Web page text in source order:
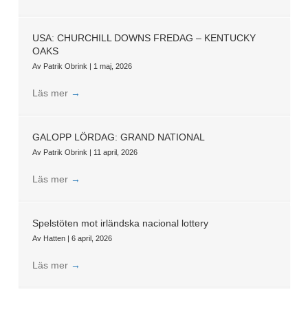
USA: CHURCHILL DOWNS FREDAG – KENTUCKY
OAKS
Av Patrik Obrink | 1 maj, 2026
Läs mer →
GALOPP LÖRDAG: GRAND NATIONAL
Av Patrik Obrink | 11 april, 2026
Läs mer →
Spelstöten mot irländska nacional lottery
Av Hatten | 6 april, 2026
Läs mer →